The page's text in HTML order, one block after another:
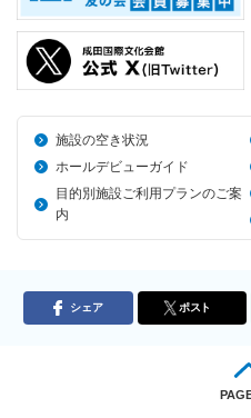
施設の空き状況
ホールデビューガイド
目的別施設ご利用プランのご案
内
シェア ポスト